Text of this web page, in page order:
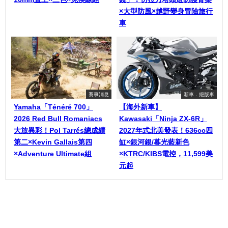
×大型防風×越野變身冒險旅行
車
賽事消息
Yamaha「Ténéré 700」
2026 Red Bull Romaniacs
大放異彩！Pol Tarrés總成績
第二×Kevin Gallais第四
×Adventure Ultimate組
新車．絕版車
【海外新車】
Kawasaki「Ninja ZX-6R」
2027年式北美發表！636cc四
缸×銀河銀/暮光藍新色
×KTRC/KIBS電控，11,599美
元起